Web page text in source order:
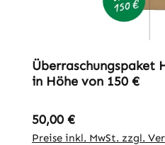
Überraschungspaket
in Höhe von 150 €
Regulärer Preis:
50,00 €
Preise inkl. MwSt. zzgl.